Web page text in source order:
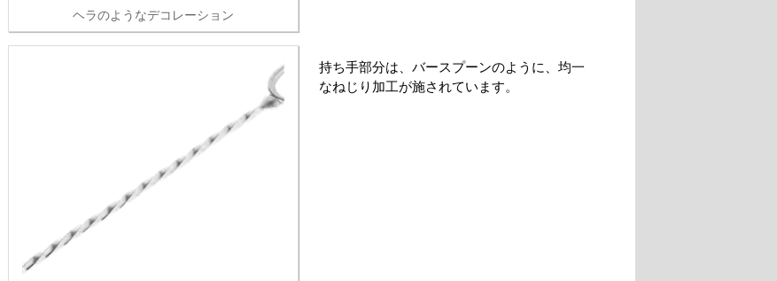
ヘラのようなデコレーション
持ち手部分は、バースプーンのように、均一
なねじり加工が施されています。